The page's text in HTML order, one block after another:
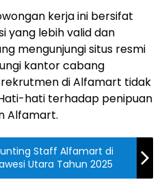
kerja ini bersifat
yang lebih valid dan
mengunjungi situs resmi
kantor cabang
di Alfamart tidak
hati terhadap penipuan
Alfamart.
Staff Alfamart di
Utara Tahun 2025